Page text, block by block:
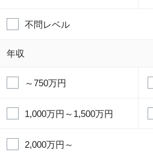
不問レベル
年収
～750万円
1,000万円～1,500万円
2,000万円～